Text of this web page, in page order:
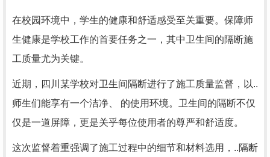
在校园环境中，学生的健康和舒适感受至关重要。保障师
生健康是学校工作的首要任务之一，其中卫生间的隔断施
工质量尤为关键。
近期，四川某学校对卫生间隔断进行了施工质量监督，以..
师生们能享有一个洁净、 的使用环境。卫生间的隔断不仅
仅是一道屏障，更是关乎每位使用者的尊严和舒适度。
这次监督着重强调了施工过程中的细节和材料选用，..隔断